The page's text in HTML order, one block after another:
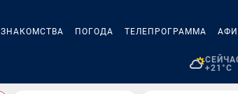
ЗНАКОМСТВА ПОГОДА ТЕЛЕПРОГРАММА
+21°C